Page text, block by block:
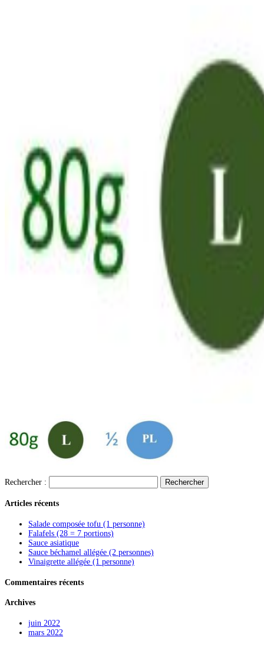
Rechercher :
Articles récents
Salade composée tofu (1 personne)
Falafels (28 = 7 portions)
Sauce asiatique
Sauce béchamel allégée (2 personnes)
Vinaigrette allégée (1 personne)
Commentaires récents
Archives
juin 2022
mars 2022